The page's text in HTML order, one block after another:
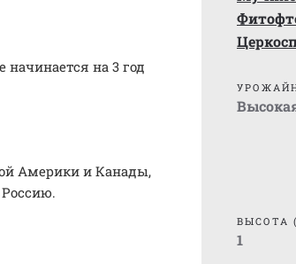
на 3 год
Америки и Канады,
ВЫСОТА
1